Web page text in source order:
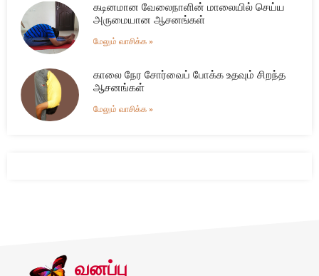
கடினமான வேலைநாளின் மாலையில் செய்ய
அருமையான ஆசனங்கள்
மேலும் வாசிக்க »
காலை நேர சோர்வைப் போக்க உதவும் சிறந்த
ஆசனங்கள்
மேலும் வாசிக்க »
வனப்பு